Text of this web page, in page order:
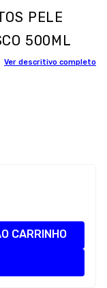
PELE
500ML
Ver descritivo completo
CARRINHO